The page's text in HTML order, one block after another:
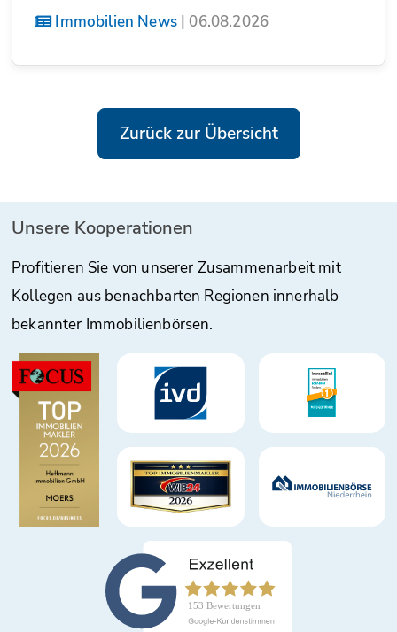
Immobilien News| 06.08.2026
Zurück zur Übersicht
Unsere Kooperationen
Profitieren Sie von unserer Zusammenarbeit mit
Kollegen aus benachbarten Regionen innerhalb
bekannter Immobilienbörsen.